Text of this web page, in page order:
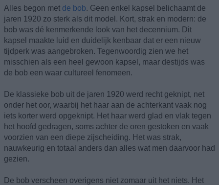
Alles begon met de bob. Geen enkel kapsel belichaamt de
jaren 1920 zo sterk als dit model. Kort, strak en modern: de
bob was dé kenmerkende look van het decennium. Dit
kapsel maakte luid en duidelijk kenbaar dat er een nieuw
tijdperk was aangebroken. Tegenwoordig zien we het
misschien als een heel gewoon kapsel, maar destijds was
de bob een waar cultureel fenomeen.
De klassieke bob uit de jaren 1920 werd recht geknipt, net
onder het oor, waarbij het haar aan de achterkant vaak nog
iets korter werd opgeknipt. Het haar werd glad en vlak tegen
het hoofd gedragen, soms achter de oren gestoken en vaak
voorzien van een diepe zijscheiding. Het was strak,
nauwkeurig en totaal anders dan alles wat men daarvoor had
gezien.
De bob verscheen overigens niet zomaar uit het niets. Het